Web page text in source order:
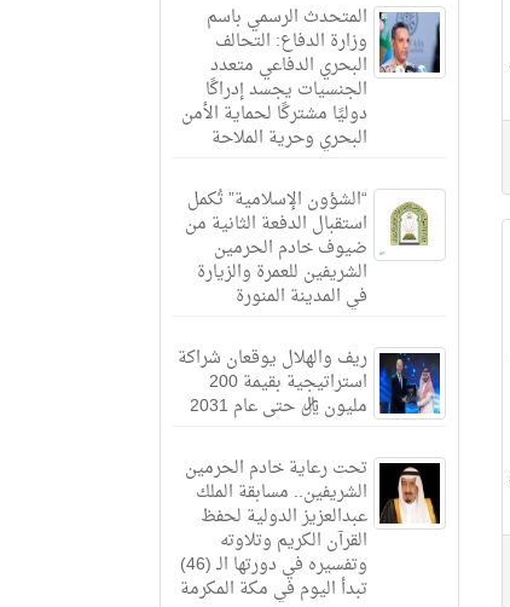
المتحدث الرسمي باسم
وزارة الدفاع: التحالف
البحري الدفاعي متعدد
الجنسيات يجسد إدراكًا
دوليًا مشتركًا لحماية الأمن
البحري وحرية الملاحة
“الشؤون الإسلامية” تُكمل
استقبال الدفعة الثانية من
ضيوف خادم الحرمين
الشريفين للعمرة والزيارة
في المدينة المنورة
ريف والهلال يوقعان شراكة
استراتيجية بقيمة 200
مليون ريال حتى عام 2031
تحت رعاية خادم الحرمين
الشريفين.. مسابقة الملك
عبدالعزيز الدولية لحفظ
القرآن الكريم وتلاوته
وتفسيره في دورتها الـ (46)
تبدأ اليوم في مكة المكرمة